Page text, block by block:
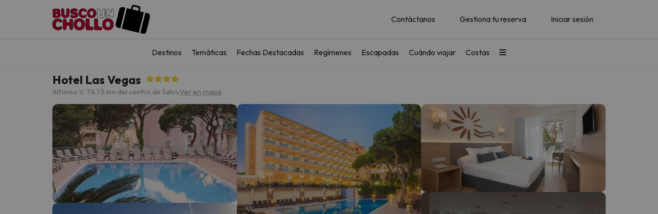
Contáctanos Gestiona tu reserva Iniciar sesión
Destinos Temáticas Fechas Destacadas Regímenes Escapadas Cuándo viajar Costas
Hotel Las Vegas
Alfonso V, 7A 1.5 km del centro de SalouVer en mapa